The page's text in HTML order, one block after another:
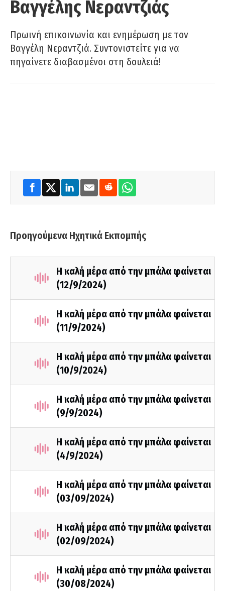
Βαγγέλης Νεραντζιάς
Πρωινή επικοινωνία και ενημέρωση με τον
Βαγγέλη Νεραντζιά. Συντονιστείτε για να
πηγαίνετε διαβασμένοι στη δουλειά!
Προηγούμενα Ηχητικά Εκπομπής
Η καλή μέρα από την μπάλα φαίνεται
(12/9/2024)
Η καλή μέρα από την μπάλα φαίνεται
(11/9/2024)
Η καλή μέρα από την μπάλα φαίνεται
(10/9/2024)
Η καλή μέρα από την μπάλα φαίνεται
(9/9/2024)
Η καλή μέρα από την μπάλα φαίνεται
(4/9/2024)
Η καλή μέρα από την μπάλα φαίνεται
(03/09/2024)
Η καλή μέρα από την μπάλα φαίνεται
(02/09/2024)
Η καλή μέρα από την μπάλα φαίνεται
(30/08/2024)